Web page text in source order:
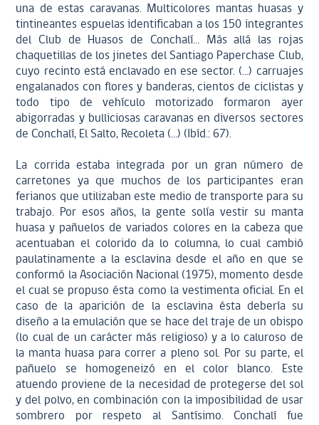
una de estas caravanas. Multicolores mantas huasas y
tintineantes espuelas identificaban a los 150 integrantes
del Club de Huasos de Conchalí… Más allá las rojas
chaquetillas de los jinetes del Santiago Paperchase Club,
cuyo recinto está enclavado en ese sector. (…) carruajes
engalanados con flores y banderas, cientos de ciclistas y
todo tipo de vehículo motorizado formaron ayer
abigorradas y bulliciosas caravanas en diversos sectores
de Conchalí, El Salto, Recoleta (…) (Ibíd.: 67).
La corrida estaba integrada por un gran número de
carretones ya que muchos de los participantes eran
ferianos que utilizaban este medio de transporte para su
trabajo. Por esos años, la gente solía vestir su manta
huasa y pañuelos de variados colores en la cabeza que
acentuaban el colorido da lo columna, lo cual cambió
paulatinamente a la esclavina desde el año en que se
conformó la Asociación Nacional (1975), momento desde
el cual se propuso ésta como la vestimenta oficial. En el
caso de la aparición de la esclavina ésta debería su
diseño a la emulación que se hace del traje de un obispo
(lo cual de un carácter más religioso) y a lo caluroso de
la manta huasa para correr a pleno sol. Por su parte, el
pañuelo se homogeneizó en el color blanco. Este
atuendo proviene de la necesidad de protegerse del sol
y del polvo, en combinación con la imposibilidad de usar
sombrero por respeto al Santísimo. Conchalí fue